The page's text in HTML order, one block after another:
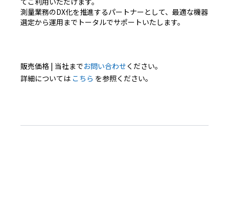
測量業務のDX化を推進するパートナーとして、最適な機器
選定から運用までトータルでサポートいたします。
販売価格 | 当社までお問い合わせ ください。
詳細については こちら を参照ください。